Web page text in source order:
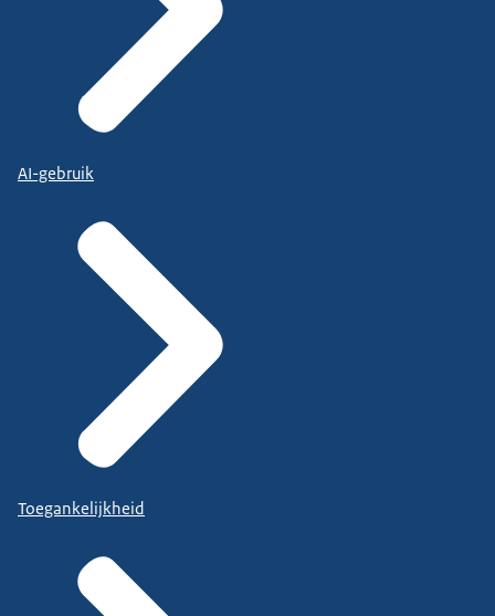
AI-gebruik
Toegankelijkheid